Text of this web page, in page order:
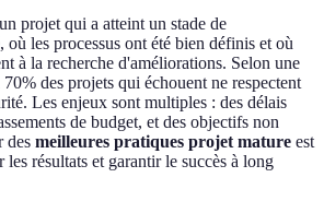
projet qui a atteint un stade de
où les processus ont été bien définis et où
à la recherche d'améliorations. Selon une
des projets qui échouent ne respectent
Les enjeux sont multiples : des délais
de budget, et des objectifs non
des meilleures pratiques projet mature est
les résultats et garantir le succès à long